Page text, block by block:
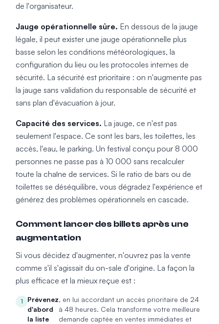
de l'organisateur.
Jauge opérationnelle sûre. En dessous de la jauge
légale, il peut exister une jauge opérationnelle plus
basse selon les conditions météorologiques, la
configuration du lieu ou les protocoles internes de
sécurité. La sécurité est prioritaire : on n'augmente pas
la jauge sans validation du responsable de sécurité et
sans plan d'évacuation à jour.
Capacité des services. La jauge, ce n'est pas
seulement l'espace. Ce sont les bars, les toilettes, les
accès, l'eau, le parking. Un festival conçu pour 8 000
personnes ne passe pas à 10 000 sans recalculer
toute la chaîne de services. Si le ratio de bars ou de
toilettes se déséquilibre, vous dégradez l'expérience et
générez des problèmes opérationnels en cascade.
Comment lancer des billets après une
augmentation
Si vous décidez d'augmenter, n'ouvrez pas la vente
comme s'il s'agissait du on-sale d'origine. La façon la
plus efficace et la mieux reçue est :
1
Prévenez
d'abord
la liste
, en lui accordant un accès prioritaire de 24
à 48 heures. Cela transforme votre meilleure
demande captée en ventes immédiates et